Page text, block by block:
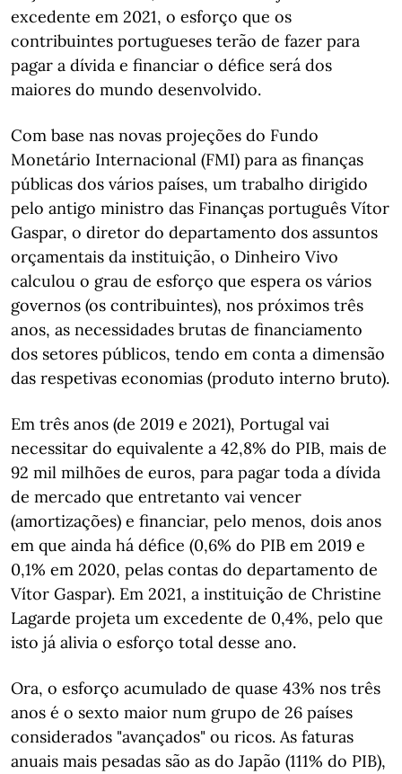
excedente em 2021, o esforço que os
contribuintes portugueses terão de fazer para
pagar a dívida e financiar o défice será dos
maiores do mundo desenvolvido.
Com base nas novas projeções do Fundo
Monetário Internacional (FMI) para as finanças
públicas dos vários países, um trabalho dirigido
pelo antigo ministro das Finanças português Vítor
Gaspar, o diretor do departamento dos assuntos
orçamentais da instituição, o Dinheiro Vivo
calculou o grau de esforço que espera os vários
governos (os contribuintes), nos próximos três
anos, as necessidades brutas de financiamento
dos setores públicos, tendo em conta a dimensão
das respetivas economias (produto interno bruto).
Em três anos (de 2019 e 2021), Portugal vai
necessitar do equivalente a 42,8% do PIB, mais de
92 mil milhões de euros, para pagar toda a dívida
de mercado que entretanto vai vencer
(amortizações) e financiar, pelo menos, dois anos
em que ainda há défice (0,6% do PIB em 2019 e
0,1% em 2020, pelas contas do departamento de
Vítor Gaspar). Em 2021, a instituição de Christine
Lagarde projeta um excedente de 0,4%, pelo que
isto já alivia o esforço total desse ano.
Ora, o esforço acumulado de quase 43% nos três
anos é o sexto maior num grupo de 26 países
considerados "avançados" ou ricos. As faturas
anuais mais pesadas são as do Japão (111% do PIB),